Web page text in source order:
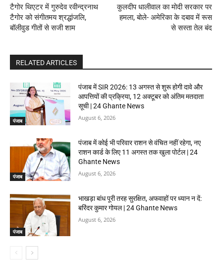
टैगोर थिएटर में गुरुदेव रवीन्द्रनाथ
टैगोर को संगीतमय श्रद्धांजलि,
बॉलीवुड गीतों से सजी शाम
कुलदीप धालीवाल का मोदी सरकार पर
हमला, बोले- अमेरिका के दबाव में रूस
से सस्ता तेल बंद
RELATED ARTICLES
पंजाब
पंजाब में SIR 2026: 13 अगस्त से शुरू होगी दावे और
आपत्तियों की प्रक्रिया, 12 अक्टूबर को अंतिम मतदाता
सूची | 24 Ghante News
August 6, 2026
पंजाब
पंजाब में कोई भी परिवार राशन से वंचित नहीं रहेगा, नए
राशन कार्ड के लिए 11 अगस्त तक खुला पोर्टल | 24
Ghante News
August 6, 2026
पंजाब
भाखड़ा बांध पूरी तरह सुरक्षित, अफवाहों पर ध्यान न दें:
बरिंदर कुमार गोयल | 24 Ghante News
August 6, 2026